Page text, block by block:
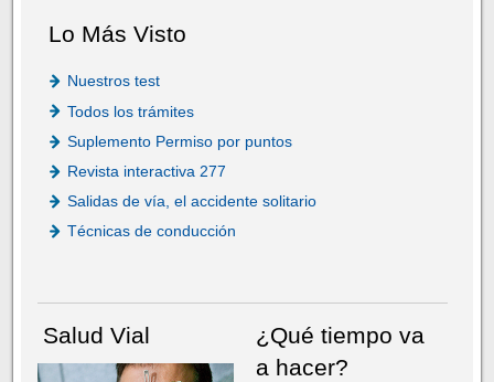
Lo Más Visto
Nuestros test
Todos los trámites
Suplemento Permiso por puntos
Revista interactiva 277
Salidas de vía, el accidente solitario
Técnicas de conducción
Salud Vial
¿Qué tiempo va
a hacer?